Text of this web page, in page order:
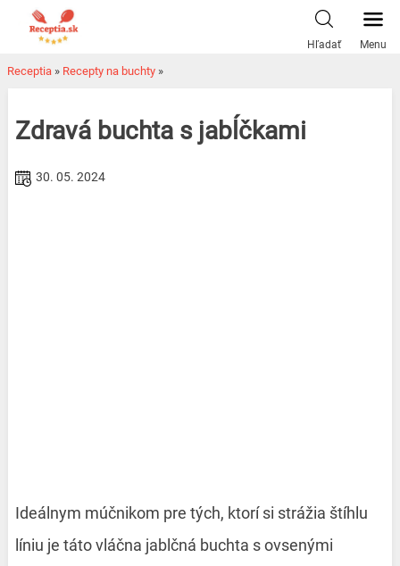
Hľadať Menu
Receptia » Recepty na buchty »
Zdravá buchta s jabĺčkami
30. 05. 2024
Ideálnym múčnikom pre tých, ktorí si strážia štíhlu
líniu je táto vláčna jablčná buchta s ovsenými